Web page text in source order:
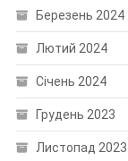
Березень 2024
Лютий 2024
Січень 2024
Грудень 2023
Листопад 2023